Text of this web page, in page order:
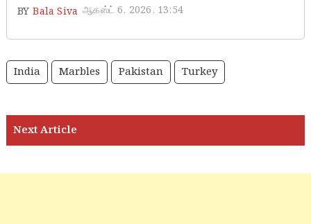
BY Bala Siva ஆகஸ்ட் 6, 2026, 13:54
India Marbles Pakistan Turkey